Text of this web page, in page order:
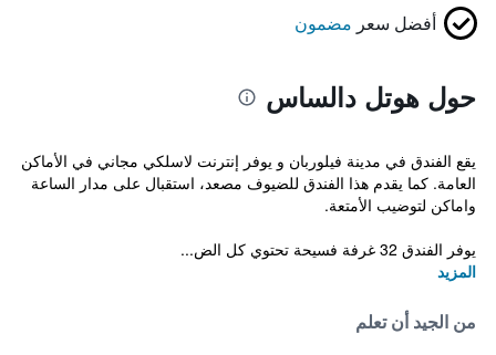
أفضل سعر مضمون
حول هوتل دالساس
يقع الفندق في مدينة فيلوربان و يوفر إنترنت لاسلكي مجاني في الأماكن
العامة. كما يقدم هذا الفندق للضيوف مصعد، استقبال على مدار الساعة
واماكن لتوضيب الأمتعة.
يوفر الفندق 32 غرفة فسيحة تحتوي كل الض...
المزيد
من الجيد أن تعلم